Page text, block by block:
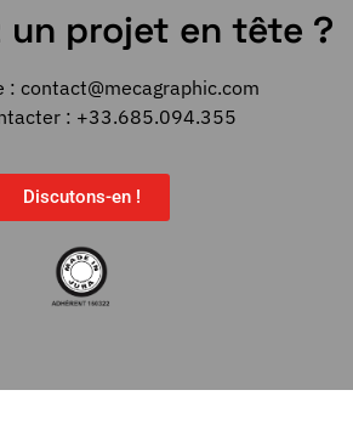
un projet en tête ?
: contact@mecagraphic.com
: +33.685.094.355
Discutons-en !